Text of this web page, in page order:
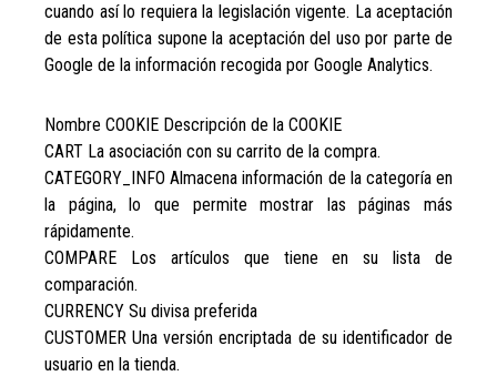
cuando así lo requiera la legislación vigente. La aceptación
de esta política supone la aceptación del uso por parte de
Google de la información recogida por Google Analytics.
Nombre COOKIE Descripción de la COOKIE
CART La asociación con su carrito de la compra.
CATEGORY_INFO Almacena información de la categoría en
la página, lo que permite mostrar las páginas más
rápidamente.
COMPARE Los artículos que tiene en su lista de
comparación.
CURRENCY Su divisa preferida
CUSTOMER Una versión encriptada de su identificador de
usuario en la tienda.